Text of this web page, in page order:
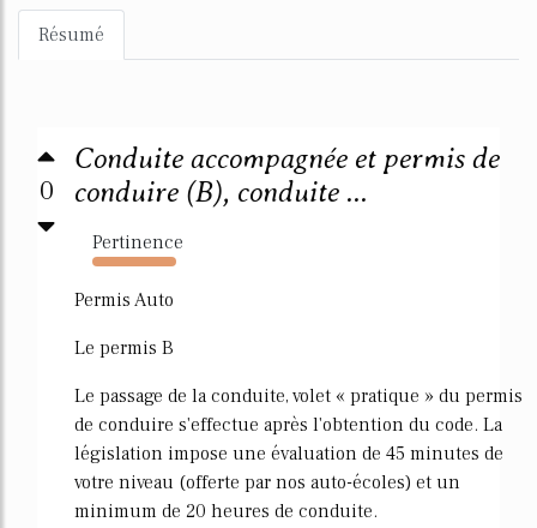
Résumé
0
Conduite accompagnée et permis de
conduire (B), conduite ...
Pertinence
2827%
Permis Auto
Le permis B
Le passage de la conduite, volet « pratique » du permis
de conduire s'effectue après l'obtention du code. La
législation impose une évaluation de 45 minutes de
votre niveau (offerte par nos auto-écoles) et un
minimum de 20 heures de conduite.